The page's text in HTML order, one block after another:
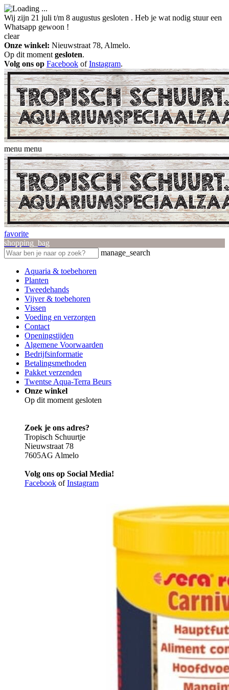
Wij zijn 21 juli t/m 8 augustus gesloten . Heb je wat nodig stuur een
Whatsapp gewoon !
clear
Onze winkel: Nieuwstraat 78, Almelo.
Op dit moment gesloten.
Volg ons op Facebook ofInstagram.
menu menu
favorite
shopping_bag
manage_search
Aquaria & toebehoren
Planten
Tweedehands
Vijver & toebehoren
Vissen
Voeding en verzorgen
Contact
Openingstijden
Algemene Voorwaarden
Bedrijfsinformatie
Betalingsmethoden
Pakket verzenden
Twentse Aqua-Terra Beurs
Onze winkel
Op dit moment gesloten
Zoek je ons adres?
Tropisch Schuurtje
Nieuwstraat 78
7605AG Almelo
Volg ons op Social Media!
Facebook ofInstagram